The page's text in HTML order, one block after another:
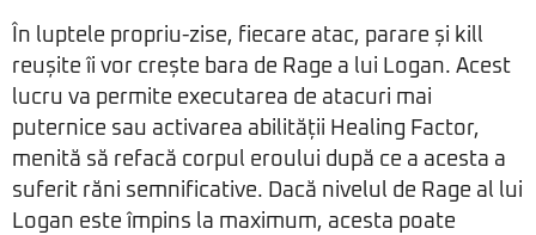
În luptele propriu-zise, fiecare atac, parare și kill
reușite îi vor crește bara de Rage a lui Logan. Acest
lucru va permite executarea de atacuri mai
puternice sau activarea abilității Healing Factor,
menită să refacă corpul eroului după ce a acesta a
suferit răni semnificative. Dacă nivelul de Rage al lui
Logan este împins la maximum, acesta poate